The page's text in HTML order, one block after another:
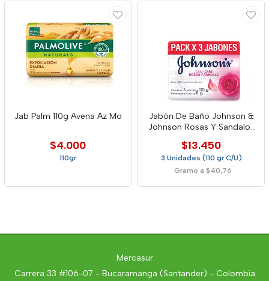
Jab Palm 110g Avena Az Mo
$4.000
110gr
Jabón De Baño Johnson &
Johnson Rosas Y Sandalos
$13.450
3 Unidades (110 gr C/U)
Gramo a $40,76
Mercasur
Carrera 33 #106-07 - Bucaramanga (Santander) - Colombia